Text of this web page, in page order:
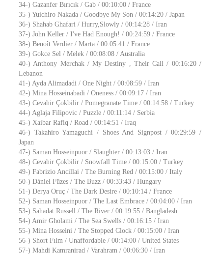
34-) Gazanfer Bırıcık / Gab / 00:10:00 / France
35-) Yuichiro Nakada / Goodbye My Son / 00:14:20 / Japan
36-) Shahab Ghafari / Hurry,Slowly / 00:14:28 / Iran
37-) John Keller / I've Had Enough! / 00:24:59 / France
38-) Benoît Verdier / Marta / 00:05:41 / France
39-) Gokce Sel / Melek / 00:08:08 / Australia
40-) Anthony Merchak / My Destiny , Their Call / 00:16:20 /
Lebanon
41-) Ayda Alimadadi / One Night / 00:08:59 / Iran
42-) Mina Hosseinabadi / Oneness / 00:09:17 / Iran
43-) Cevahir Çokbilir / Pomegranate Time / 00:14:58 / Turkey
44-) Aglaja Filipovic / Puzzle / 00:11:14 / Serbia
45-) Xaibar Rafiq / Road / 00:14:51 / Iraq
46-) Takahiro Yamaguchi / Shoes And Signpost / 00:29:59 /
Japan
47-) Saman Hosseinpuor / Slaughter / 00:13:03 / Iran
48-) Cevahir Çokbilir / Snowfall Time / 00:15:00 / Turkey
49-) Fabrizio Ancillai / The Burning Red / 00:15:00 / Italy
50-) Dániel Füzes / The Buzz / 00:33:43 / Hungary
51-) Derya Oruç / The Dark Desire / 00:10:14 / France
52-) Saman Hosseinpuor / The Last Embrace / 00:04:00 / Iran
53-) Sahadat Russell / The River / 00:19:55 / Bangladesh
54-) Amir Gholami / The Sea Swells / 00:16:15 / Iran
55-) Mina Hosseini / The Stopped Clock / 00:15:00 / Iran
56-) Short Fılm / Unaffordable / 00:14:00 / United States
57-) Mahdi Kamranirad / Varahram / 00:06:30 / Iran